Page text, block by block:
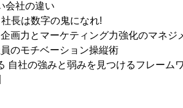
会社の違い
長は数字の鬼になれ!
画力とマーケティング力強化のマネジ
のモチベーション操縦術
自社の強みと弱みを見つけるフレーム